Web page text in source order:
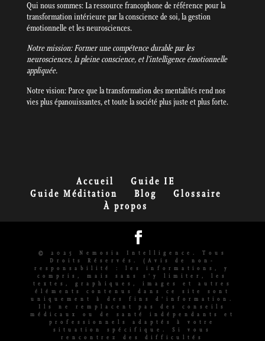
Qui nous sommes: La ressource francophone de référence pour la
transformation intérieure par la conscience de soi, la gestion
émotionnelle et les neurosciences.
Notre mission: Former une compétence durable par les
neurosciences, la pleine conscience, et l’intelligence émotionnelle
appliquée.
Notre vision: Parce que la transformation des mentalités rend nos
vies plus épanouissantes, et toute la société plus juste et plus forte.
Accueil
Guide IE
Guide Méditation
Blog
Glossaire
À propos
© 2025 Nemosia Intelligence. Tous
Droits Réservés. (Avis de non-
responsabilité : les informations, y
compris, mais sans s'y limiter, les
textes, graphiques, images et autres
éléments contenus dans ce site sont
uniquement à des fins d'information.
Ils ne remplacent pas des conseils
médicaux ou de santé indépendants et
professionnels adaptés à votre
situation spécifique. Si vous
rencontrez des difficultés